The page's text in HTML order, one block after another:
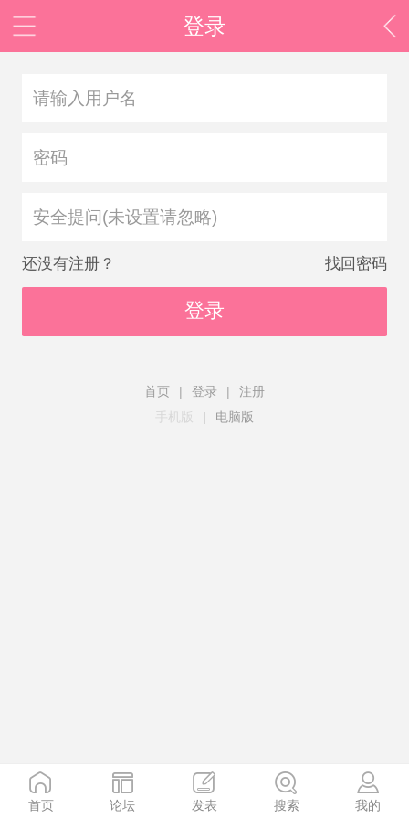
登录
安全提问(未设置请忽略)
还没有注册？ 找回密码
登录
首页 | 登录 |
注册
手机版
| 电脑版
首页 论坛 发表 搜索 我的